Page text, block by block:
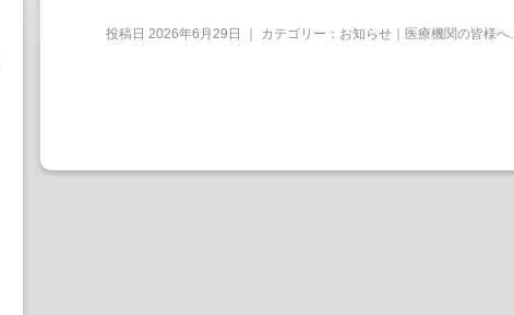
投稿日 2026年6月29日 ｜ カテゴリー： お知らせ｜医療機関の皆様へ.